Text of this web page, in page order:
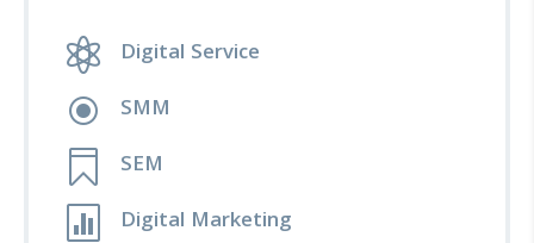
 Digital Service
\ SMM
 SEM
 Digital Marketing